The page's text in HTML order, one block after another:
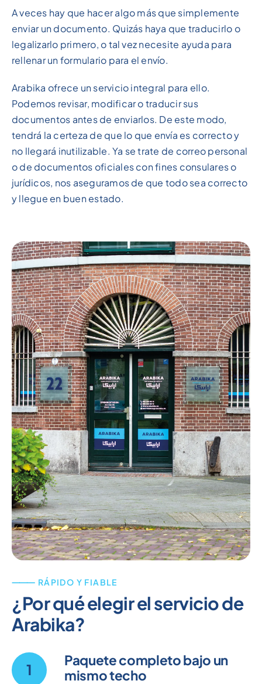
A veces hay que hacer algo más que simplemente
enviar un documento. Quizás haya que traducirlo o
legalizarlo primero, o tal vez necesite ayuda para
rellenar un formulario para el envío.
Arabika ofrece un servicio integral para ello.
Podemos revisar, modificar o traducir sus
documentos antes de enviarlos. De este modo,
tendrá la certeza de que lo que envía es correcto y
no llegará inutilizable. Ya se trate de correo personal
o de documentos oficiales con fines consulares o
jurídicos, nos aseguramos de que todo sea correcto
y llegue en buen estado.
⸻ RÁPIDO Y FIABLE
¿Por qué elegir el servicio de
Arabika?
1
Paquete completo bajo un
mismo techo